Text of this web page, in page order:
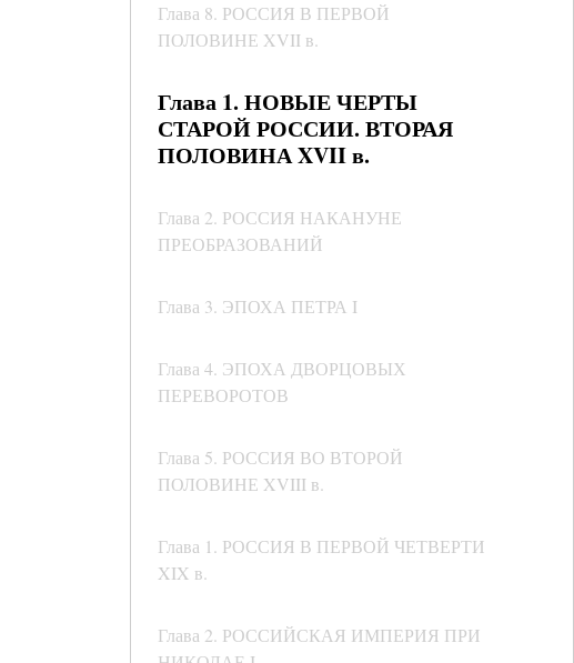
Глава 8. РОССИЯ В ПЕРВОЙ
ПОЛОВИНЕ XVII в.
Глава 1. НОВЫЕ ЧЕРТЫ
СТАРОЙ РОССИИ. ВТОРАЯ
ПОЛОВИНА XVII в.
Глава 2. РОССИЯ НАКАНУНЕ
ПРЕОБРАЗОВАНИЙ
Глава 3. ЭПОХА ПЕТРА I
Глава 4. ЭПОХА ДВОРЦОВЫХ
ПЕРЕВОРОТОВ
Глава 5. РОССИЯ ВО ВТОРОЙ
ПОЛОВИНЕ XVIII в.
Глава 1. РОССИЯ В ПЕРВОЙ ЧЕТВЕРТИ
XIX в.
Глава 2. РОССИЙСКАЯ ИМПЕРИЯ ПРИ